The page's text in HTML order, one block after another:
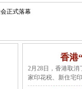
香港
2月28日，香港取消
家印花税、新住宅印